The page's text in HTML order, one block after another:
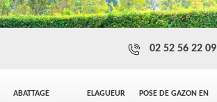
ABATTAGE
ELAGUEUR
POSE DE GAZON EN
02 52 56 22 09